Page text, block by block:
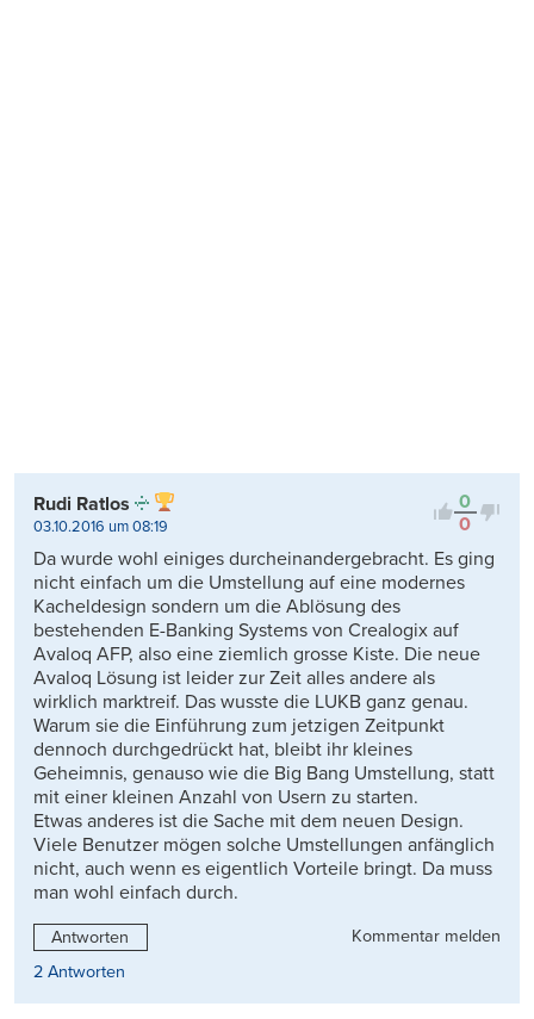
0
0
Rudi Ratlos
03.10.2016 um 08:19
Da wurde wohl einiges durcheinandergebracht. Es ging
nicht einfach um die Umstellung auf eine modernes
Kacheldesign sondern um die Ablösung des
bestehenden E-Banking Systems von Crealogix auf
Avaloq AFP, also eine ziemlich grosse Kiste. Die neue
Avaloq Lösung ist leider zur Zeit alles andere als
wirklich marktreif. Das wusste die LUKB ganz genau.
Warum sie die Einführung zum jetzigen Zeitpunkt
dennoch durchgedrückt hat, bleibt ihr kleines
Geheimnis, genauso wie die Big Bang Umstellung, statt
mit einer kleinen Anzahl von Usern zu starten.
Etwas anderes ist die Sache mit dem neuen Design.
Viele Benutzer mögen solche Umstellungen anfänglich
nicht, auch wenn es eigentlich Vorteile bringt. Da muss
man wohl einfach durch.
Antworten
Kommentar melden
2 Antworten